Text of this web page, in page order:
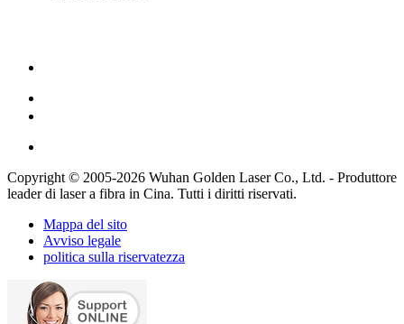
Copyright © 2005-2026 Wuhan Golden Laser Co., Ltd. - Produttore
leader di laser a fibra in Cina. Tutti i diritti riservati.
Mappa del sito
Avviso legale
politica sulla riservatezza